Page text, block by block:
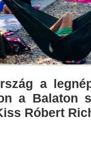
a
a Balaton
Róbert